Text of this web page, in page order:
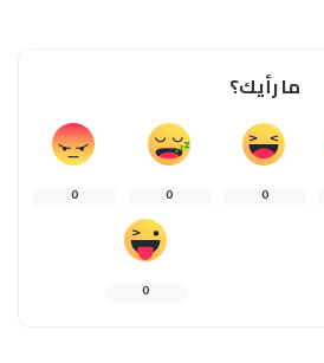
ما رأيك؟
0
0
0
0